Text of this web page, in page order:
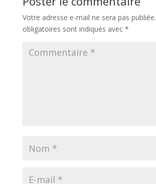
Votre adresse e-mail ne sera pas publiée.
obligatoires sont indiqués avec *